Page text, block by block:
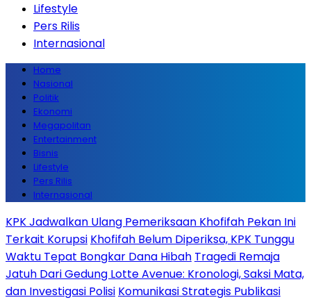
Lifestyle
Pers Rilis
Internasional
Home
Nasional
Politik
Ekonomi
Megapolitan
Entertainment
Bisnis
Lifestyle
Pers Rilis
Internasional
KPK Jadwalkan Ulang Pemeriksaan Khofifah Pekan Ini
Terkait Korupsi Khofifah Belum Diperiksa, KPK Tunggu
Waktu Tepat Bongkar Dana Hibah Tragedi Remaja
Jatuh Dari Gedung Lotte Avenue: Kronologi, Saksi Mata,
dan Investigasi Polisi Komunikasi Strategis Publikasi